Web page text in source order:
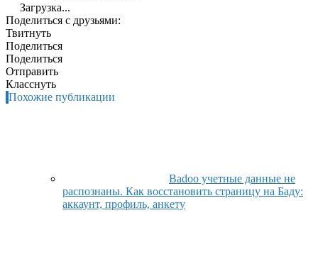
Загрузка...
Поделиться с друзьями:
Твитнуть
Поделиться
Поделиться
Отправить
Класснуть
Похожие публикации
Badoo учетные данные не
распознаны. Как восстановить страницу на Баду:
аккаунт, профиль, анкету